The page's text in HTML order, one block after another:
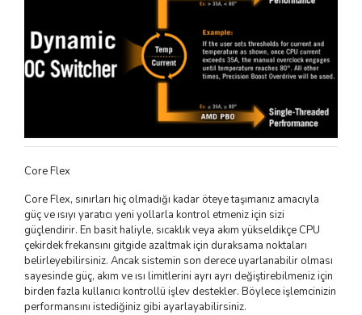
Core Flex
Core Flex, sınırları hiç olmadığı kadar öteye taşımanız amacıyla
güç ve ısıyı yaratıcı yeni yollarla kontrol etmeniz için sizi
güçlendirir. En basit haliyle, sıcaklık veya akım yükseldikçe CPU
çekirdek frekansını gitgide azaltmak için duraksama noktaları
belirleyebilirsiniz. Ancak sistemin son derece uyarlanabilir olması
sayesinde güç, akım ve ısı limitlerini ayrı ayrı değiştirebilmeniz için
birden fazla kullanıcı kontrollü işlev destekler. Böylece işlemcinizin
performansını istediğiniz gibi ayarlayabilirsiniz.